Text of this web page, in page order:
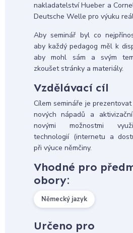
nakladatelství Hueber a
Deutsche Welle pro výuku
Aby seminář byl co
aby každý pedagog měl k
aby mohl sám a svým
zkoušet stránky a materiály.
Vzdělávací cíl
Cílem semináře je
nových nápadů a
novými možnostmi
technologií (internetu a
při výuce němčiny.
Vhodné pro
obory:
Německý jazyk
Určeno pro